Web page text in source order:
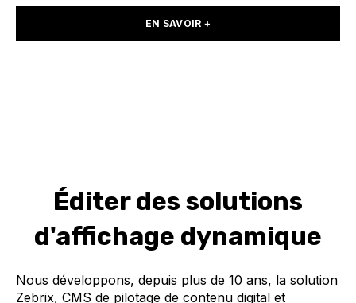
EN SAVOIR +
Éditer des solutions
d'affichage dynamique
Nous développons, depuis plus de 10 ans, la solution
Zebrix, CMS de pilotage de contenu digital et